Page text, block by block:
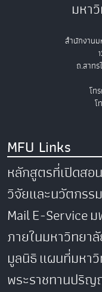
มหา
สำนักงาน
ถ.สาท
โท
โ
MFU Links
หลักสูตรที่เปิดสอน
วิจัยและนวัตกรรม
MailE-Service
ภายในมหาวิทยา
มูลนิธิแผนที่มหา
พระราชทานปริ